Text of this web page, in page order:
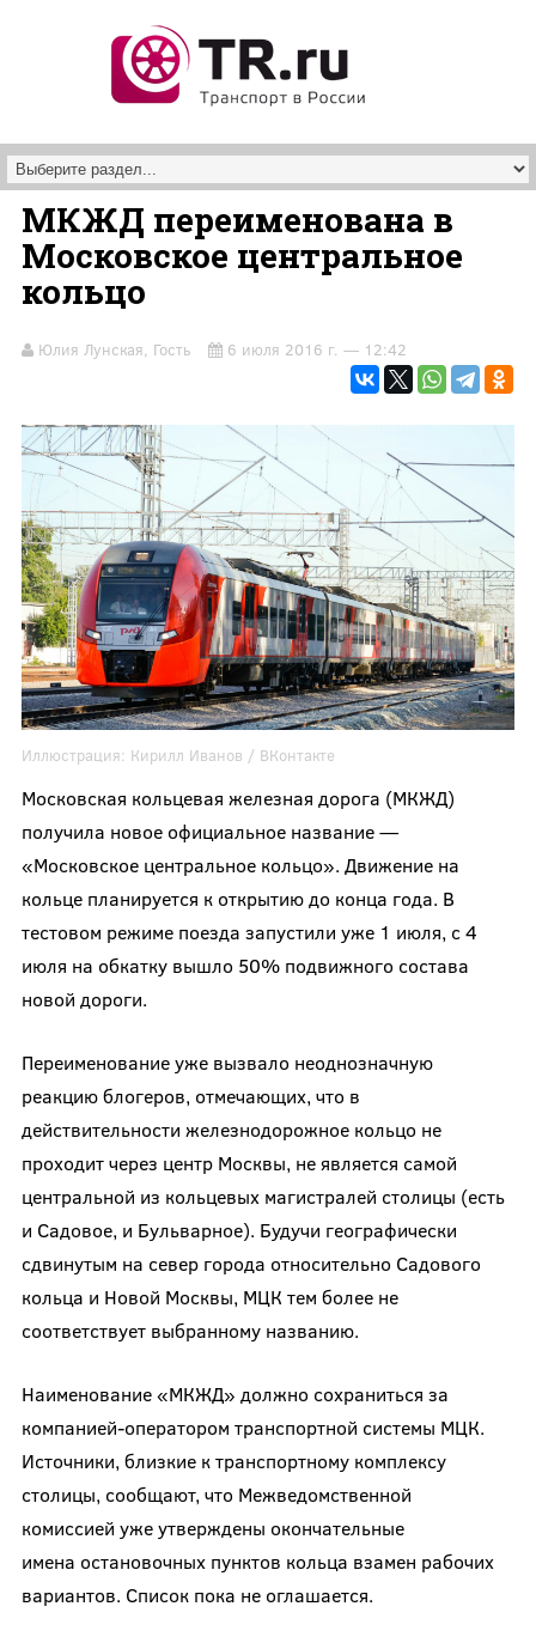
МКЖД переименована в
Московское центральное
кольцо
Юлия Лунская, Гость 6 июля 2016 г. — 12:42
Иллюстрация: Кирилл Иванов / ВКонтакте
Московская кольцевая железная дорога (МКЖД)
получила новое официальное название —
«Московское центральное кольцо». Движение на
кольце планируется к открытию до конца года. В
тестовом режиме поезда запустили уже 1 июля, с 4
июля на обкатку вышло 50% подвижного состава
новой дороги.
Переименование уже вызвало неоднозначную
реакцию блогеров, отмечающих, что в
действительности железнодорожное кольцо не
проходит через центр Москвы, не является самой
центральной из кольцевых магистралей столицы (есть
и Садовое, и Бульварное). Будучи географически
сдвинутым на север города относительно Садового
кольца и Новой Москвы, МЦК тем более не
соответствует выбранному названию.
Наименование «МКЖД» должно сохраниться за
компанией-оператором транспортной системы МЦК.
Источники, близкие к транспортному комплексу
столицы, сообщают, что Межведомственной
комиссией уже утверждены окончательные
имена остановочных пунктов кольца взамен рабочих
вариантов. Список пока не оглашается.